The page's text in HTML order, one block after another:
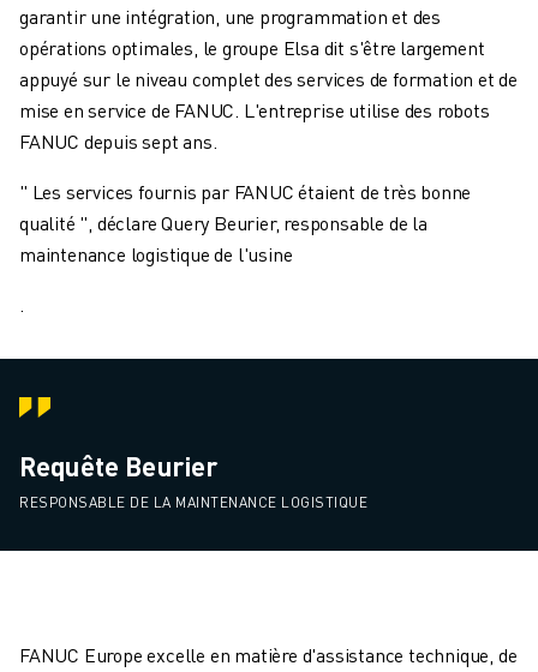
garantir une intégration, une programmation et des
opérations optimales, le groupe Elsa dit s'être largement
appuyé sur le niveau complet des services de formation et de
mise en service de FANUC. L'entreprise utilise des robots
FANUC depuis sept ans.
" Les services fournis par FANUC étaient de très bonne
qualité ", déclare Query Beurier, responsable de la
maintenance logistique de l'usine
.
Requête Beurier
RESPONSABLE DE LA MAINTENANCE LOGISTIQUE
FANUC Europe excelle en matière d'assistance technique, de